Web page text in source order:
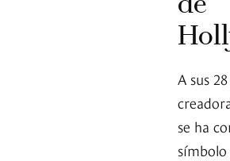
A sus
se ha